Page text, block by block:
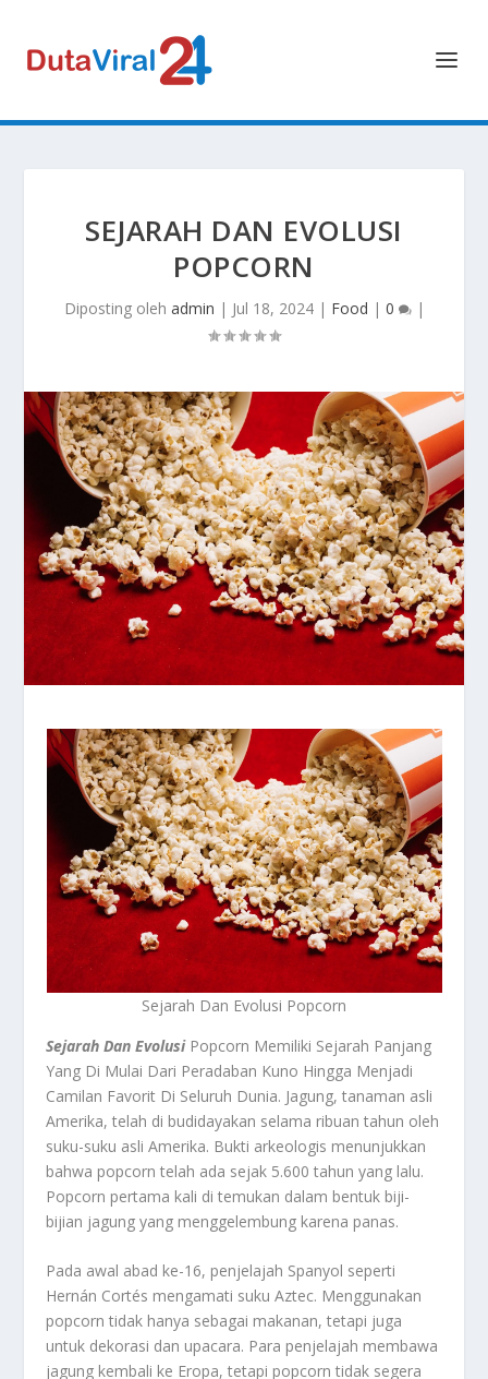
SEJARAH DAN EVOLUSI
POPCORN
Diposting oleh admin | Jul 18, 2024| Food | 0 |
Sejarah Dan Evolusi Popcorn
Sejarah Dan Evolusi Popcorn Memiliki Sejarah Panjang
Yang Di Mulai Dari Peradaban Kuno Hingga Menjadi
Camilan Favorit Di Seluruh Dunia. Jagung, tanaman asli
Amerika, telah di budidayakan selama ribuan tahun oleh
suku-suku asli Amerika. Bukti arkeologis menunjukkan
bahwa popcorn telah ada sejak 5.600 tahun yang lalu.
Popcorn pertama kali di temukan dalam bentuk biji-
bijian jagung yang menggelembung karena panas.
Pada awal abad ke-16, penjelajah Spanyol seperti
Hernán Cortés mengamati suku Aztec. Menggunakan
popcorn tidak hanya sebagai makanan, tetapi juga
untuk dekorasi dan upacara. Para penjelajah membawa
jagung kembali ke Eropa, tetapi popcorn tidak segera